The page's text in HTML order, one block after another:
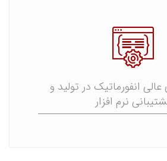
عالی انفورماتیک در تولید و
نرم افزار